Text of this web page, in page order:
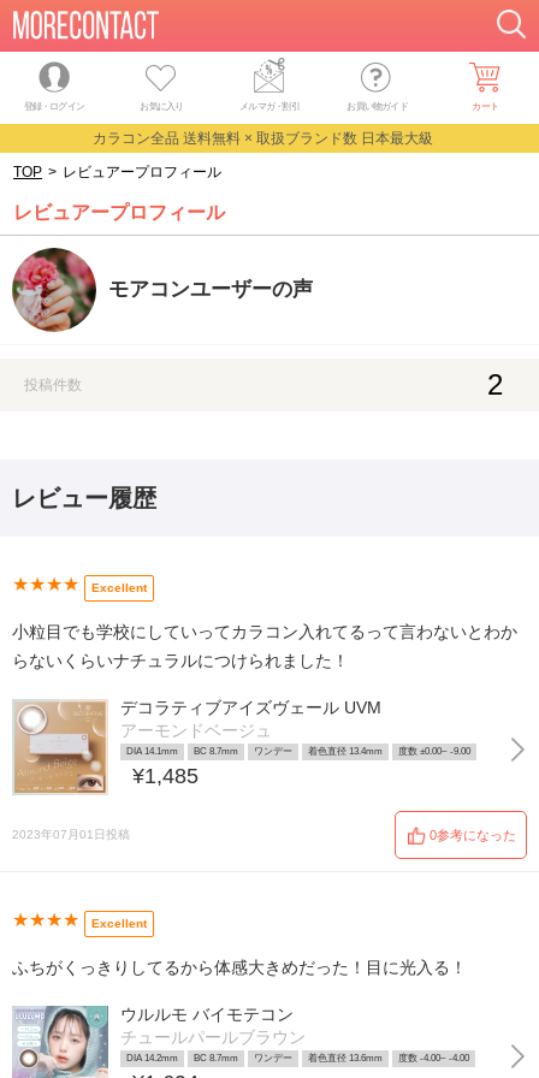
登録・ログイン お気に入り メルマガ・割引 お買い物ガイド カート
カラコン全品 送料無料 × 取扱ブランド数 日本最大級
TOP > レビュアープロフィール
レビュアープロフィール
モアコンユーザーの声
投稿件数 2
レビュー履歴
★★★★ Excellent
小粒目でも学校にしていってカラコン入れてるって言わないとわか
らないくらいナチュラルにつけられました！
デコラティブアイズヴェール UVM
アーモンドベージュ
DIA 14.1mm BC 8.7mm ワンデー 着色直径 13.4mm 度数 ±0.00~ -9.00
¥1,485
2023年07月01日投稿 0参考になった
★★★★ Excellent
ふちがくっきりしてるから体感大きめだった！目に光入る！
ウルルモ バイモテコン
チュールパールブラウン
DIA 14.2mm BC 8.7mm ワンデー 着色直径 13.6mm 度数 -4.00~ -4.00